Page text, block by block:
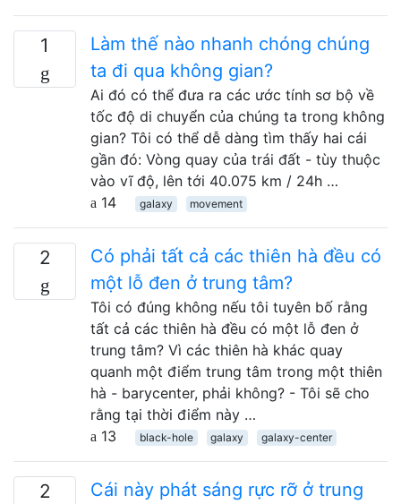
1
Làm thế nào nhanh chóng chúng
ta đi qua không gian?
Ai đó có thể đưa ra các ước tính sơ bộ về
tốc độ di chuyển của chúng ta trong không
gian? Tôi có thể dễ dàng tìm thấy hai cái
gần đó: Vòng quay của trái đất - tùy thuộc
vào vĩ độ, lên tới 40.075 km / 24h …
14
galaxy movement
2
Có phải tất cả các thiên hà đều có
một lỗ đen ở trung tâm?
Tôi có đúng không nếu tôi tuyên bố rằng
tất cả các thiên hà đều có một lỗ đen ở
trung tâm? Vì các thiên hà khác quay
quanh một điểm trung tâm trong một thiên
hà - barycenter, phải không? - Tôi sẽ cho
rằng tại thời điểm này …
13
black-hole galaxy galaxy-center
2
Cái này phát sáng rực rỡ ở trung